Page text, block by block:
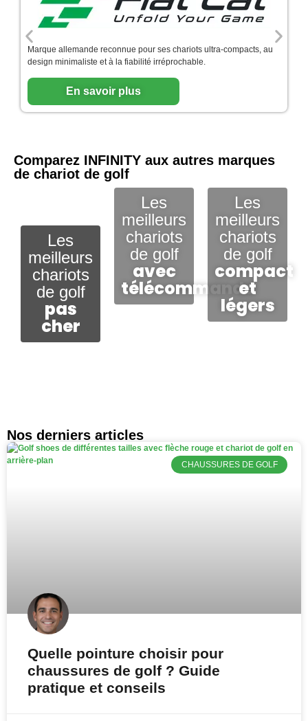
Marque allemande reconnue pour ses chariots ultra-compacts, au
design minimaliste et à la fiabilité irréprochable.
En savoir plus
Comparez INFINITY aux autres marques
de chariot de golf
Les
meilleurs
chariots
de golf
pas
cher
Les
meilleurs
chariots
de golf
avec
télécommande
Les
meilleurs
chariots
de golf
compact
et
légers
Nos derniers articles
CHAUSSURES DE GOLF
Quelle pointure choisir pour
chaussures de golf ? Guide
pratique et conseils